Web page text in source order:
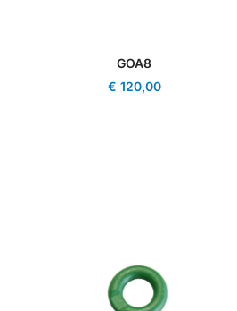
GOA8
€ 120,00